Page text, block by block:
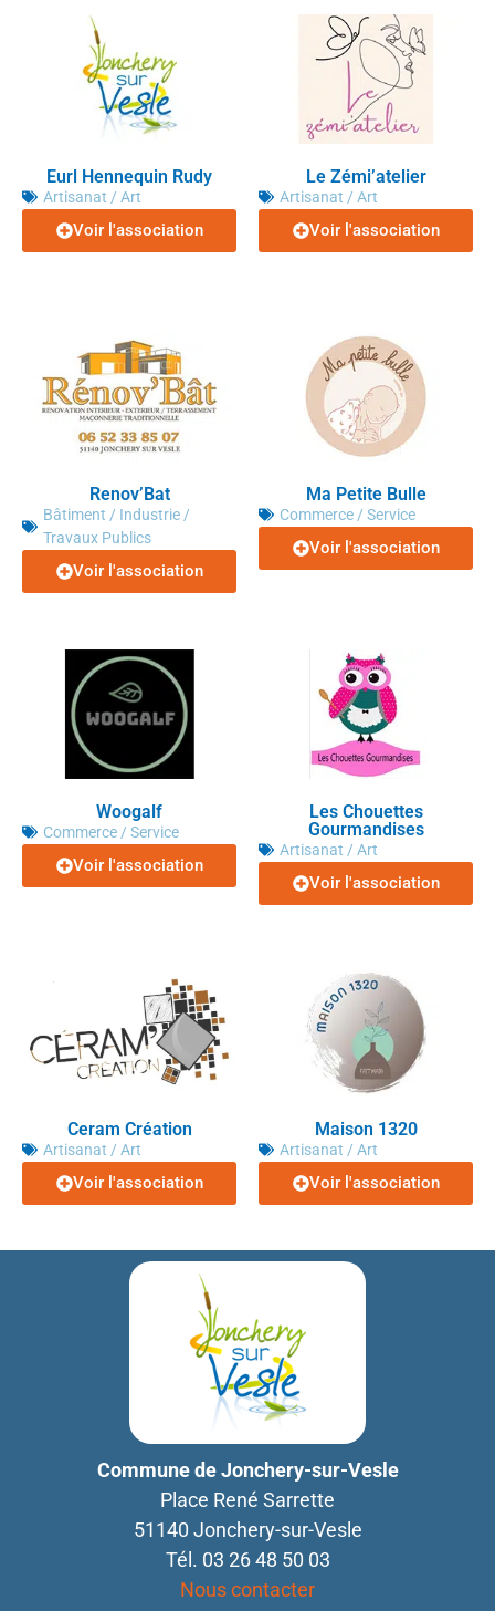
Eurl Hennequin Rudy
Artisanat / Art
Voir l'association
Le Zémi’atelier
Artisanat / Art
Voir l'association
Renov’Bat
Bâtiment / Industrie /
Travaux Publics
Voir l'association
Ma Petite Bulle
Commerce / Service
Voir l'association
Woogalf
Commerce / Service
Voir l'association
Les Chouettes
Gourmandises
Artisanat / Art
Voir l'association
Ceram Création
Artisanat / Art
Voir l'association
Maison 1320
Artisanat / Art
Voir l'association
Commune de Jonchery-sur-Vesle
Place René Sarrette
51140 Jonchery-sur-Vesle
Tél. 03 26 48 50 03
Nous contacter